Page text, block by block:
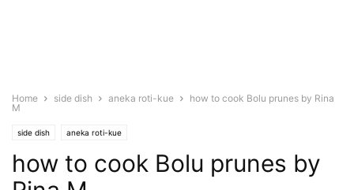
Home side dish aneka roti-kue
how to cook Bolu prunes by Rina
M
side dish aneka roti-kue
how to cook Bolu prunes by